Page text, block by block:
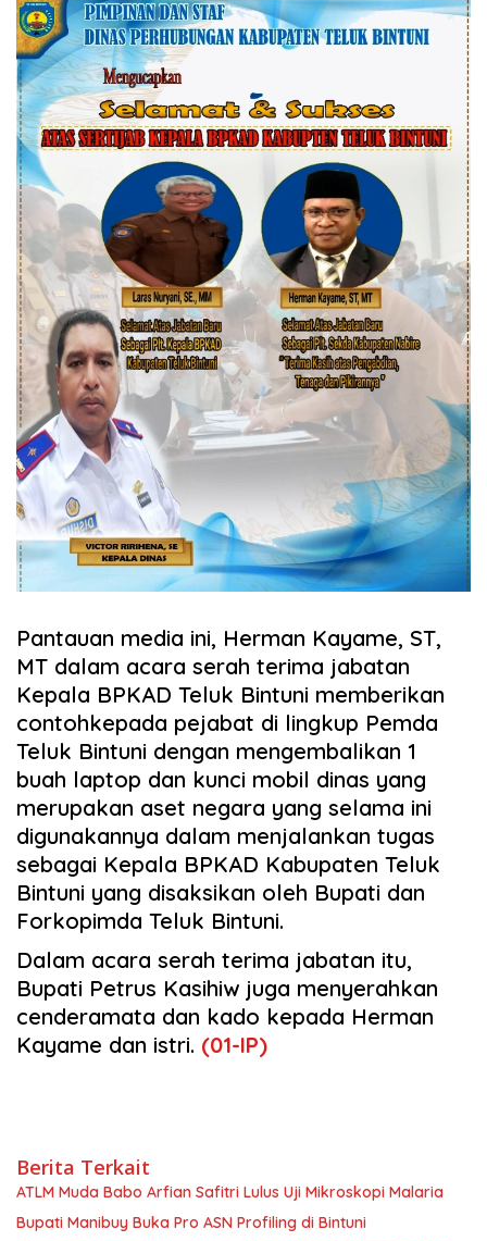
Pantauan media ini, Herman Kayame, ST,
MT dalam acara serah terima jabatan
Kepala BPKAD Teluk Bintuni memberikan
contohkepada pejabat di lingkup Pemda
Teluk Bintuni dengan mengembalikan 1
buah laptop dan kunci mobil dinas yang
merupakan aset negara yang selama ini
digunakannya dalam menjalankan tugas
sebagai Kepala BPKAD Kabupaten Teluk
Bintuni yang disaksikan oleh Bupati dan
Forkopimda Teluk Bintuni.
Dalam acara serah terima jabatan itu,
Bupati Petrus Kasihiw juga menyerahkan
cenderamata dan kado kepada Herman
Kayame dan istri. (01-IP)
Berita Terkait
ATLM Muda Babo Arfian Safitri Lulus Uji Mikroskopi Malaria
Bupati Manibuy Buka Pro ASN Profiling di Bintuni